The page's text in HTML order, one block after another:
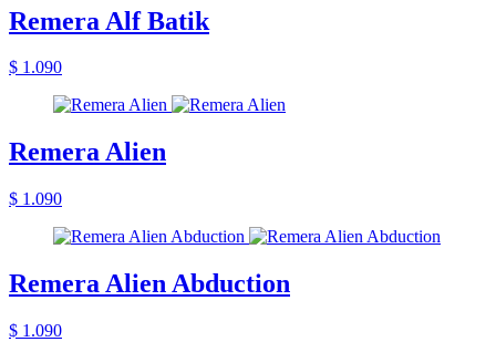
Remera Alf Batik
$ 1.090
Remera Alien
$ 1.090
Remera Alien Abduction
$ 1.090